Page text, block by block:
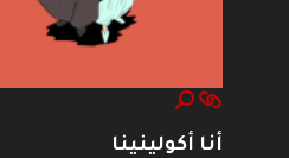
أنا أكولينينا